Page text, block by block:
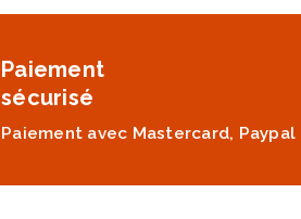
Paiement
sécurisé
Paiement avec Mastercard, Paypal